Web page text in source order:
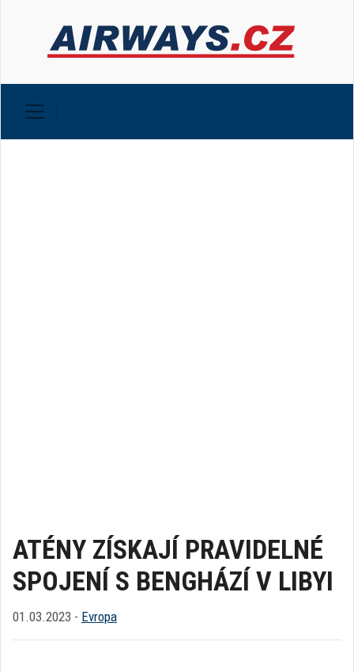
ATÉNY ZÍSKAJÍ PRAVIDELNÉ
SPOJENÍ S BENGHÁZÍ V LIBYI
01.03.2023 - Evropa